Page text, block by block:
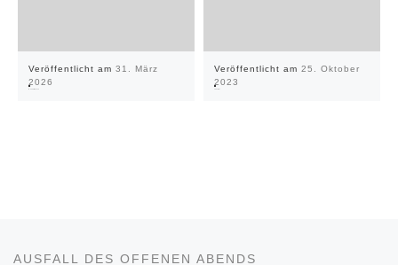
Veröffentlicht am 31. März
2026
Veröffentlicht am 25. Oktober
2023
Beitragsnavigation
AUSFALL DES OFFENEN ABENDS